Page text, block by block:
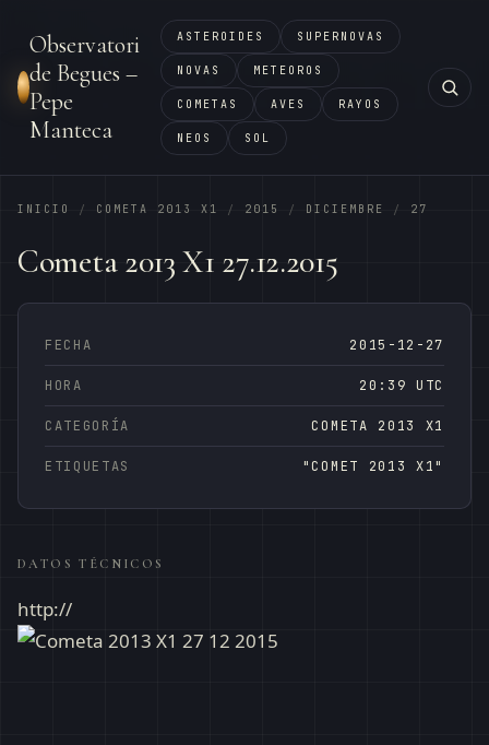
Observatori
de Begues –
Pepe
Manteca
ASTEROIDES SUPERNOVAS
NOVAS METEOROS
COMETAS AVES RAYOS
NEOS SOL
INICIO / COMETA 2013 X1 / 2015 / DICIEMBRE / 27
Cometa 2013 X1 27.12.2015
FECHA 2015-12-27
HORA 20:39 UTC
CATEGORÍA COMETA 2013 X1
ETIQUETAS "COMET 2013 X1"
DATOS TÉCNICOS
http://